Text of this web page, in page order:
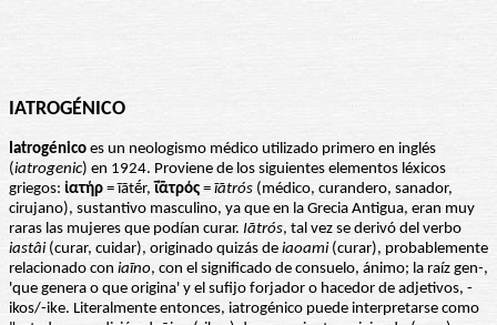
IATROGÉNICO
Iatrogénico es un neologismo médico utilizado primero en inglés
(iatrogenic) en 1924. Proviene de los siguientes elementos léxicos
griegos: ἰατήρ = īātḗr, ῑ̓ᾱτρός = īātrós (médico, curandero, sanador,
cirujano), sustantivo masculino, ya que en la Grecia Antigua, eran muy
raras las mujeres que podían curar. Iātrós, tal vez se derivó del verbo
iastâi (curar, cuidar), originado quizás de iaoami (curar), probablemente
relacionado con iaīno, con el significado de consuelo, ánimo; la raíz gen-,
'que genera o que origina' y el sufijo forjador o hacedor de adjetivos, -
ikos/-ike. Literalmente entonces, iatrogénico puede interpretarse como